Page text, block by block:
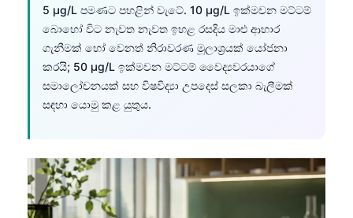
5 µg/L පමණට පහළින් වැටේ. 10 µg/L ඉක්මවන මට්ටම්
බොහෝ විට නැවත නැවත ඉහළ රසදිය මාළු ආහාර
ගැනීමක් හෝ වෙනත් නිරාවරණ මූලාශ්‍රයක් යෝජනා
කරයි; 50 µg/L ඉක්මවන මට්ටම් වෛද්‍යවරයාගේ
සමාලෝචනයක් සහ විෂවිද්‍යා උපදෙස් සලකා බැලීමක්
සඳහා යොමු කළ යුතුය.